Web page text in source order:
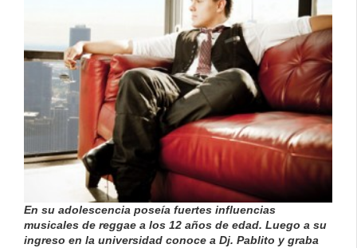
En su adolescencia poseía fuertes influencias
musicales de reggae a los 12 años de edad. Luego a su
ingreso en la universidad conoce a Dj. Pablito y graba